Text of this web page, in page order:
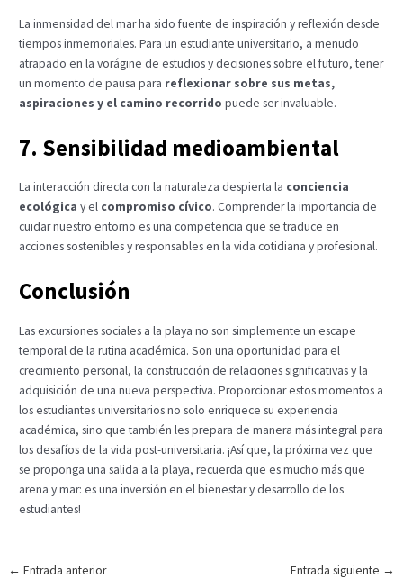
La inmensidad del mar ha sido fuente de inspiración y reflexión desde
tiempos inmemoriales. Para un estudiante universitario, a menudo
atrapado en la vorágine de estudios y decisiones sobre el futuro, tener
un momento de pausa para reflexionar sobre sus metas,
aspiraciones y el camino recorrido puede ser invaluable.
7. Sensibilidad medioambiental
La interacción directa con la naturaleza despierta la conciencia
ecológica y el compromiso cívico. Comprender la importancia de
cuidar nuestro entorno es una competencia que se traduce en
acciones sostenibles y responsables en la vida cotidiana y profesional.
Conclusión
Las excursiones sociales a la playa no son simplemente un escape
temporal de la rutina académica. Son una oportunidad para el
crecimiento personal, la construcción de relaciones significativas y la
adquisición de una nueva perspectiva. Proporcionar estos momentos a
los estudiantes universitarios no solo enriquece su experiencia
académica, sino que también les prepara de manera más integral para
los desafíos de la vida post-universitaria. ¡Así que, la próxima vez que
se proponga una salida a la playa, recuerda que es mucho más que
arena y mar: es una inversión en el bienestar y desarrollo de los
estudiantes!
Navegación
← Entrada anterior Entrada siguiente →